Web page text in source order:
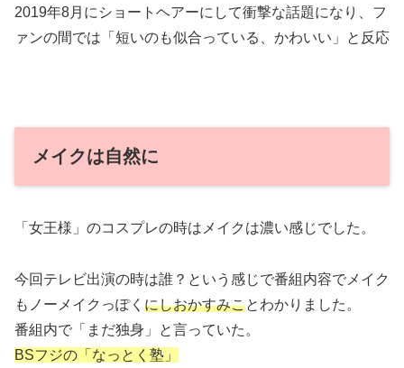
2019年8月にショートヘアーにして衝撃な話題になり、フ
ァンの間では「短いのも似合っている、かわいい」と反応
メイクは自然に
「女王様」のコスプレの時はメイクは濃い感じでした。
今回テレビ出演の時は誰？という感じで番組内容でメイク
もノーメイクっぽく にしおかすみことわかりました。
番組内で「まだ独身」と言っていた。
BSフジの「なっとく塾」